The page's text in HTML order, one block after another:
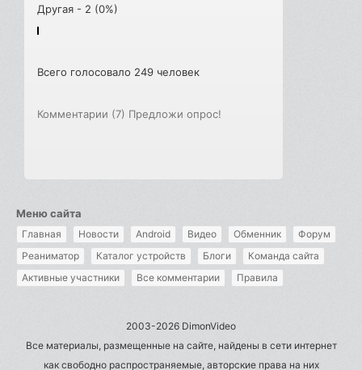
Другая - 2 (0%)
Всего голосовало 249 человек
Комментарии (7) Предложи опрос!
Меню сайта
Главная Новости Android Видео Обменник
Форум
Реаниматор
Каталог устройств Блоги
Команда сайта
Активные участники
Все комментарии Правила
2003-2026 DimonVideo
Все материалы, размещенные на сайте, найдены в сети интернет
как свободно распространяемые, авторские права на них